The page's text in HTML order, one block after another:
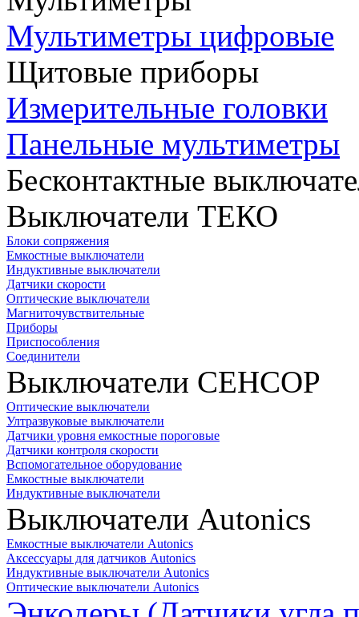
Мультиметры цифровые
Щитовые приборы
Измерительные головки
Панельные мультиметры
Бесконтактные
Выключатели ТЕКО
Блоки сопряжения
Емкостные выключатели
Индуктивные выключатели
Датчики скорости
Оптические выключатели
Магниточувствительные
Приборы
Приспособления
Соединители
Выключатели СЕНСОР
Оптические выключатели
Ултразвуковые выключатели
Датчики уровня емкостные пороговые
Датчики контроля скорости
Вспомогательное оборудование
Емкостные выключатели
Индуктивные выключатели
Выключатели Autonics
Емкостные выключатели Autonics
Аксессуары для датчиков Autonics
Индуктивные выключатели Autonics
Оптические выключатели Autonics